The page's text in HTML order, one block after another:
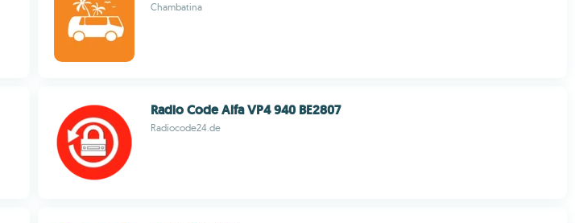
Chambatina
Radio Code Alfa VP4 940 BE2807
Radiocode24.de